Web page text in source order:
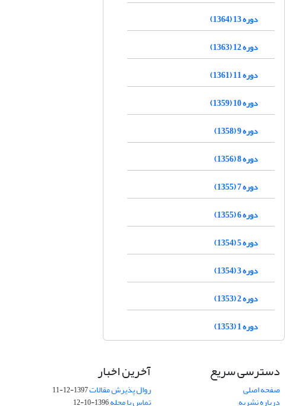
دوره 13 (1364)
دوره 12 (1363)
دوره 11 (1361)
دوره 10 (1359)
دوره 9 (1358)
دوره 8 (1356)
دوره 7 (1355)
دوره 6 (1355)
دوره 5 (1354)
دوره 3 (1354)
دوره 2 (1353)
دوره 1 (1353)
دسترسی سریع
صفحه اصلی
درباره نشریه
آخرین اخبار
روال پذیرش مقالات1397-12-11
تماس با مجله1396-10-12